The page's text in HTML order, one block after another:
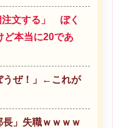
注文する」 ぼく
ど本当に20であ
うぜ！」←これが
長」失職ｗｗｗｗ